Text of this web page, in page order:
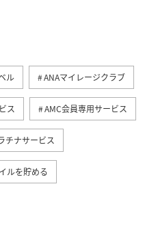
ル ANAマイレージクラブ
ス AMC会員専用サービス
チナサービス
ルを貯める